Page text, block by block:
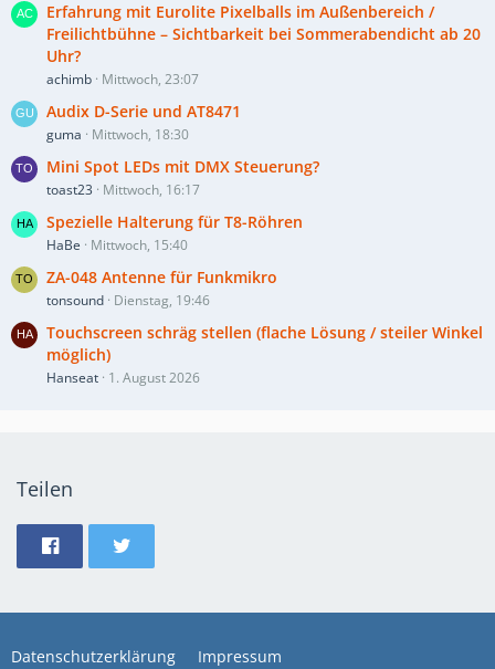
Erfahrung mit Eurolite Pixelballs im Außenbereich /
Freilichtbühne – Sichtbarkeit bei Sommerabendicht ab 20
Uhr?
achimb Mittwoch, 23:07
Audix D-Serie und AT8471
guma Mittwoch, 18:30
Mini Spot LEDs mit DMX Steuerung?
toast23 Mittwoch, 16:17
Spezielle Halterung für T8-Röhren
HaBe Mittwoch, 15:40
ZA-048 Antenne für Funkmikro
tonsound Dienstag, 19:46
Touchscreen schräg stellen (flache Lösung / steiler Winkel
möglich)
Hanseat 1. August 2026
Teilen
Datenschutzerklärung Impressum